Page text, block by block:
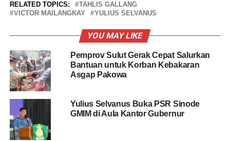
RELATED TOPICS:
TAHLIS GALLANG
VICTOR MAILANGKAY
YULIUS SELVANUS
YOU MAY LIKE
Pemprov Sulut Gerak Cepat Salurkan
Bantuan untuk Korban Kebakaran
Asgap Pakowa
Yulius Selvanus Buka PSR Sinode
GMIM di Aula Kantor Gubernur